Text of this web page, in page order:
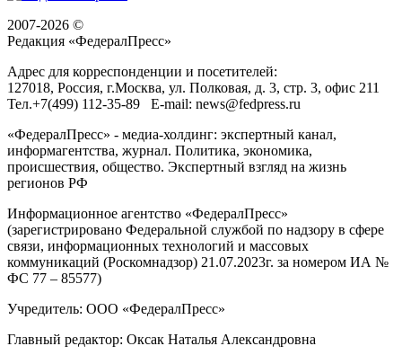
2007-2026 ©
Редакция «ФедералПресс»
Адрес для корреспонденции и посетителей:
127018, Россия, г.Москва, ул. Полковая, д. 3, стр. 3, офис 211
Тел.+7(499) 112-35-89 E-mail: news@fedpress.ru
«ФедералПресс» - медиа-холдинг: экспертный канал,
информагентства, журнал. Политика, экономика,
происшествия, общество. Экспертный взгляд на жизнь
регионов РФ
Информационное агентство «ФедералПресс»
(зарегистрировано Федеральной службой по надзору в сфере
связи, информационных технологий и массовых
коммуникаций (Роскомнадзор) 21.07.2023г. за номером ИА №
ФС 77 – 85577)
Учредитель: ООО «ФедералПресс»
Главный редактор: Оксак Наталья Александровна